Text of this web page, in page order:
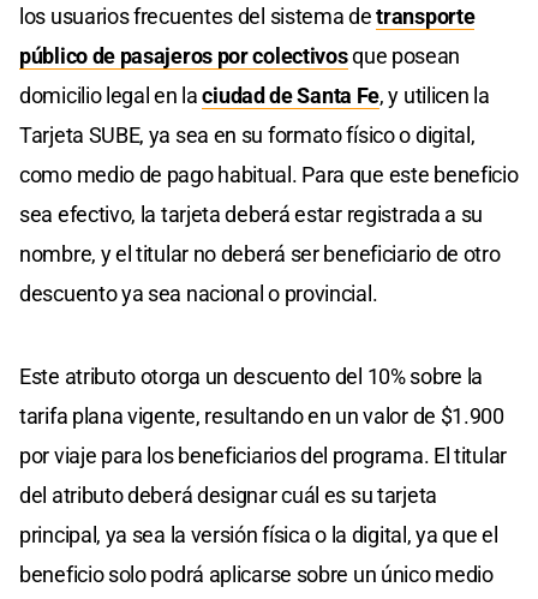
los usuarios frecuentes del sistema detransporte
público de pasajeros por colectivosque posean
domicilio legal en laciudad de Santa Fe, y utilicen la
Tarjeta SUBE, ya sea en su formato físico o digital,
como medio de pago habitual. Para que este beneficio
sea efectivo, la tarjeta deberá estar registrada a su
nombre, y el titular no deberá ser beneficiario de otro
descuento ya sea nacional o provincial.
Este atributo otorga un descuento del 10% sobre la
tarifa plana vigente, resultando en un valor de $1.900
por viaje para los beneficiarios del programa. El titular
del atributo deberá designar cuál es su tarjeta
principal, ya sea la versión física o la digital, ya que el
beneficio solo podrá aplicarse sobre un único medio